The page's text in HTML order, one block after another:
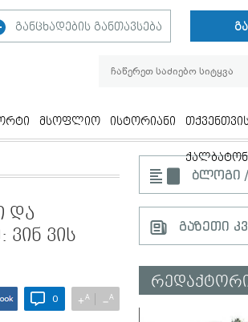
განცხადების განთავსება
მსოფლიო ისტორიანი
და
ვის
0 +A −A
ბლოგი
გაზეთი